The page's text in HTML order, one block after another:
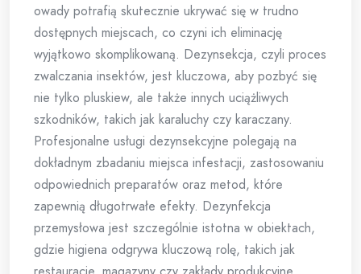
owady potrafią skutecznie ukrywać się w trudno
dostępnych miejscach, co czyni ich eliminację
wyjątkowo skomplikowaną. Dezynsekcja, czyli proces
zwalczania insektów, jest kluczowa, aby pozbyć się
nie tylko pluskiew, ale także innych uciążliwych
szkodników, takich jak karaluchy czy karaczany.
Profesjonalne usługi dezynsekcyjne polegają na
dokładnym zbadaniu miejsca infestacji, zastosowaniu
odpowiednich preparatów oraz metod, które
zapewnią długotrwałe efekty. Dezynfekcja
przemysłowa jest szczególnie istotna w obiektach,
gdzie higiena odgrywa kluczową rolę, takich jak